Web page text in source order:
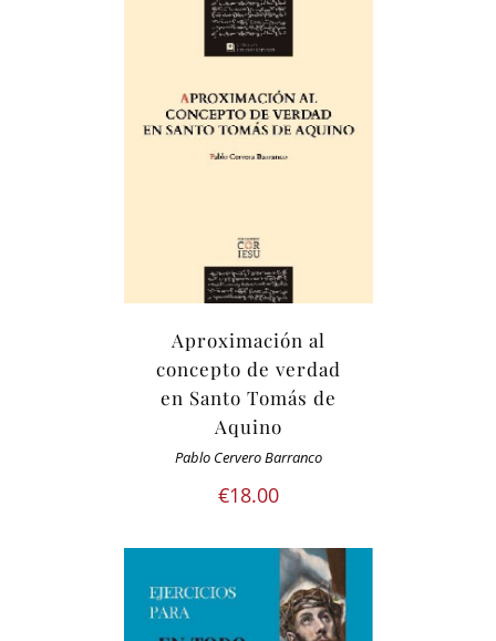
Aproximación al
concepto de verdad
en Santo Tomás de
Aquino
Pablo Cervero Barranco
€18.00